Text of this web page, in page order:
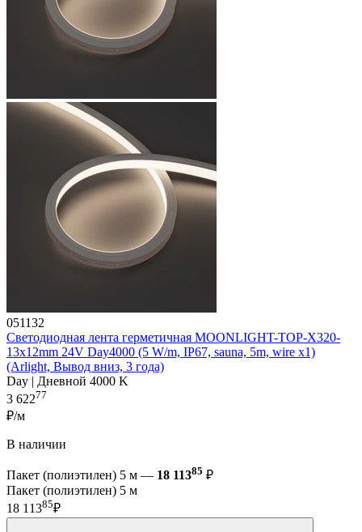
051132
Светодиодная лента герметичная MOONLIGHT-TOP-X320-
13x12mm 24V Day4000 (5 W/m, IP67, sauna, 5m, wire x1)
(Arlight, Вывод вниз, 3 года)
Day | Дневной 4000 K
3 62277
₽/м
В наличии
Пакет (полиэтилен) 5 м — 18 11385 ₽
Пакет (полиэтилен) 5 м
18 11385₽